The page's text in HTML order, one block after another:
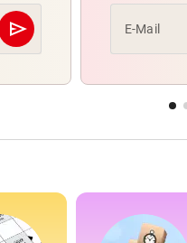
send
Abschicken E-Mail